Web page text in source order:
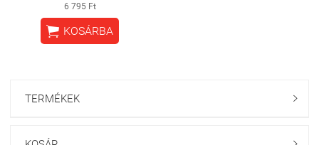
6 795 Ft
 KOSÁRBA
TERMÉKEK 